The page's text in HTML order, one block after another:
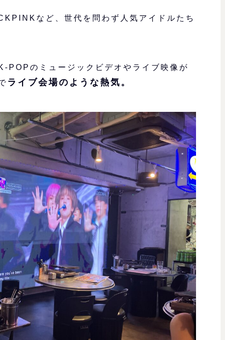
など、世代を問わず人気アイドルたち
POPのミュージックビデオやライブ映像が
ライブ会場のような熱気。